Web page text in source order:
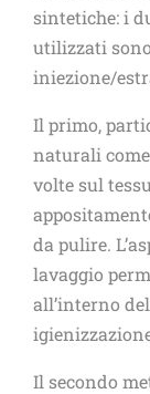
sintetiche: i
utilizzati
iniezione/
Il primo,
naturali
volte sul
da pulire.
lavaggio
all’interno
Il secondo